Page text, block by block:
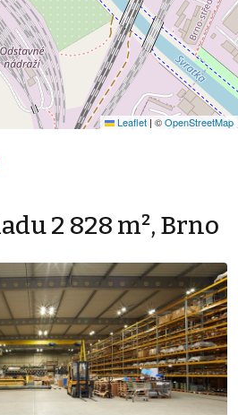
Leaflet | ©OpenStreetMap
2 828 m², Brno